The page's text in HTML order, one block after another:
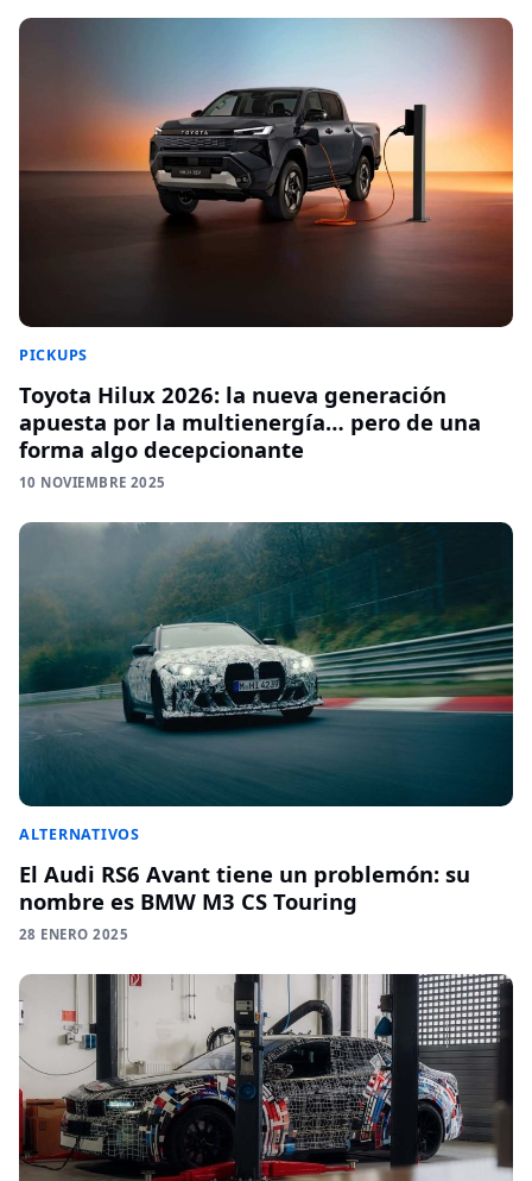
PICKUPS
Toyota Hilux 2026: la nueva generación
apuesta por la multienergía… pero de una
forma algo decepcionante
10 NOVIEMBRE 2025
ALTERNATIVOS
El Audi RS6 Avant tiene un problemón: su
nombre es BMW M3 CS Touring
28 ENERO 2025